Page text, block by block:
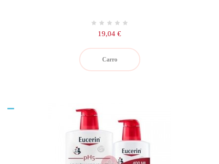
Precio
19,04 €
Carro